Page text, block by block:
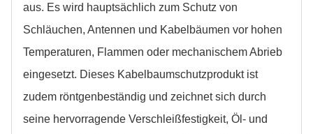
aus. Es wird hauptsächlich zum Schutz von
Schläuchen, Antennen und Kabelbäumen vor hohen
Temperaturen, Flammen oder mechanischem Abrieb
eingesetzt. Dieses Kabelbaumschutzprodukt ist
zudem röntgenbeständig und zeichnet sich durch
seine hervorragende Verschleißfestigkeit, Öl- und